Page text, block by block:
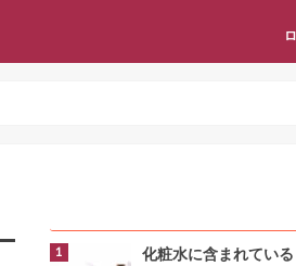
化粧水に含まれてい